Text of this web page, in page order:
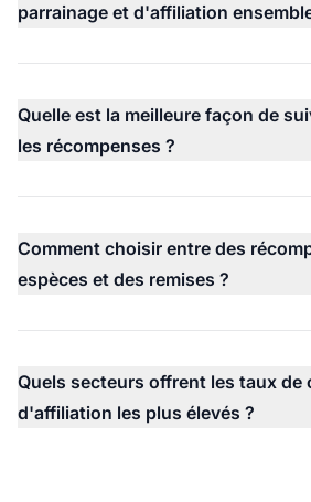
parrainage et d'affiliation
Quelle est la meilleure façon de
les récompenses ?
Comment choisir entre des
espèces et des remises ?
Quels secteurs offrent les taux de
d'affiliation les plus élevés ?